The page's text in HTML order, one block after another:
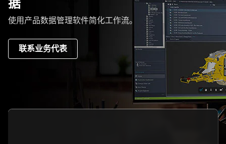
使用产品数据管理软件简化工作流。
联系业务代表